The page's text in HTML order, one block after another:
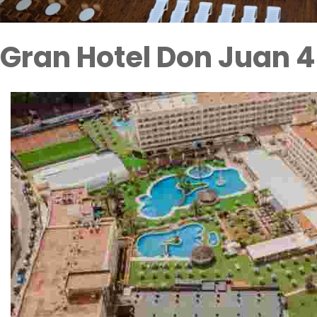
Gran Hotel Don Juan